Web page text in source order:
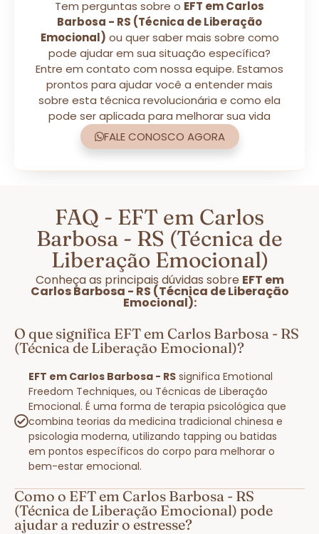
Tem perguntas sobre o EFT em Carlos
Barbosa - RS (Técnica de Liberação
Emocional) ou quer saber mais sobre como
pode ajudar em sua situação específica?
Entre em contato com nossa equipe. Estamos
prontos para ajudar você a entender mais
sobre esta técnica revolucionária e como ela
pode ser aplicada para melhorar sua vida
FALE CONOSCO AGORA
FAQ - EFT em Carlos
Barbosa - RS (Técnica de
Liberação Emocional)
Conheça as principais dúvidas sobre EFT em
Carlos Barbosa - RS (Técnica de Liberação
Emocional):
O que significa EFT em Carlos Barbosa - RS
(Técnica de Liberação Emocional)?
EFT em Carlos Barbosa - RS significa Emotional
Freedom Techniques, ou Técnicas de Liberação
Emocional. É uma forma de terapia psicológica que
combina teorias da medicina tradicional chinesa e
psicologia moderna, utilizando tapping ou batidas
em pontos específicos do corpo para melhorar o
bem-estar emocional.
Como o EFT em Carlos Barbosa - RS
(Técnica de Liberação Emocional) pode
ajudar a reduzir o estresse?